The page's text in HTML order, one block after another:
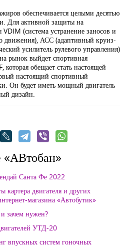
обеспечивается целыми десятью
Для активной защиты на
(система устранение заносов и
движения), АСС (адаптивный круиз-
усилитель рулевого управления)
рынок выйдет спортивная
обещает стать настоящей
настоящий спортивный
Он будет иметь мощный двигатель
дизайн.
«АВтобан»
Санта Фе 2022
картера двигателя и других
магазина «Автобутик»
зачем нужен?
УТД-20
впускных систем гоночных